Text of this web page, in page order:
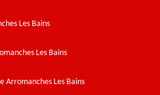
Les Bains
Les Bains
Arromanches Les Bains